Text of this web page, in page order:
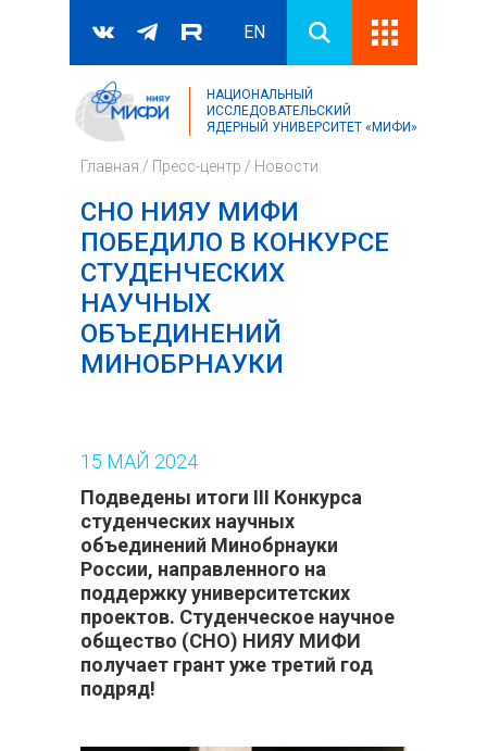
Форма поиска
Поиск
EN
НАЦИОНАЛЬНЫЙ
ИССЛЕДОВАТЕЛЬСКИЙ
ЯДЕРНЫЙ УНИВЕРСИТЕТ «МИФИ»
Главная / Пресс-центр / Новости
СНО НИЯУ МИФИ
ПОБЕДИЛО В КОНКУРСЕ
СТУДЕНЧЕСКИХ
НАУЧНЫХ
ОБЪЕДИНЕНИЙ
МИНОБРНАУКИ
15 МАЙ 2024
Подведены итоги III Конкурса
студенческих научных
объединений Минобрнауки
России, направленного на
поддержку университетских
проектов. Студенческое научное
общество (СНО) НИЯУ МИФИ
получает грант уже третий год
подряд!